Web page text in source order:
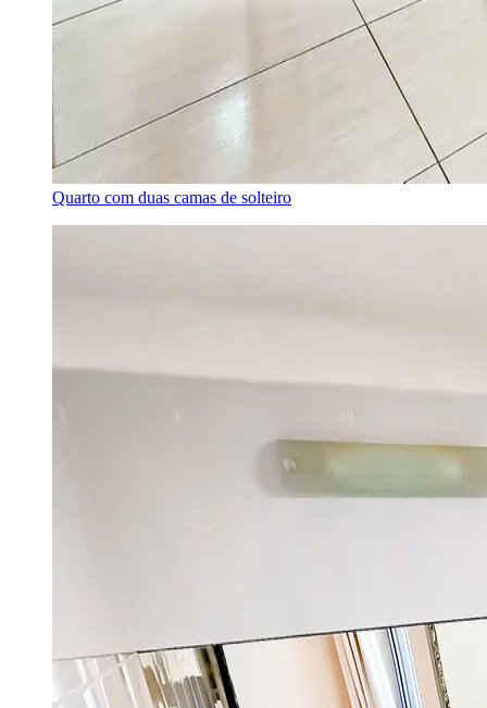
Quarto com duas camas de solteiro